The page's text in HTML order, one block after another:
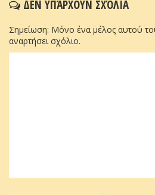
ΔΕΝ ΥΠΆΡΧΟΥΝ ΣΧΌΛΙΑ
Σημείωση: Μόνο ένα μέλος αυτού
αναρτήσει σχόλιο.